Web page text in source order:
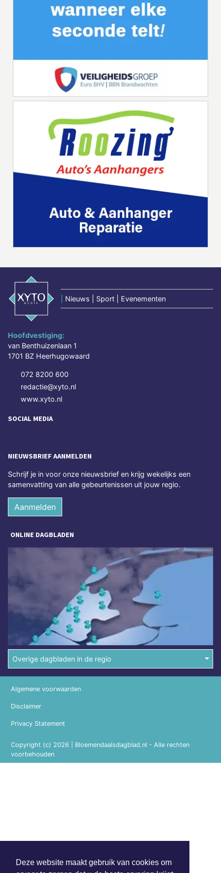
Deze website maakt gebruik van cookies om
Nieuws | Sport | Evenementen
Hoofdvestiging:
van Benthuizenlaan 1
1701 BZ Heerhugowaard
072 8200 600
redactie@xyto.nl
www.xyto.nl
SOCIAL MEDIA
NIEUWSBRIEF AANMELDEN
Schrijf je in voor onze nieuwsbrief en krijg wekelijks een
samenvatting van alle gebeurtenissen uit jouw regio.
Aanmelden
ONLINE DAGBLADEN
Overige dagbladen in de regio
Copyright (c) 2026 | Bloemendaalsdagblad.nl - Alle rechten
voorbehouden
Algemene voorwaarden
Disclaimer
Privacy Statement